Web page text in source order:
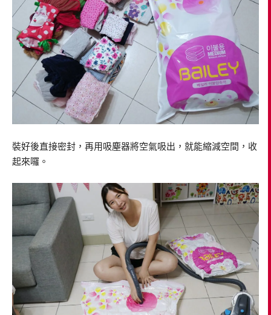
裝好後直接密封，再用吸塵器將空氣吸出，就能縮減空間，收
起來囉。